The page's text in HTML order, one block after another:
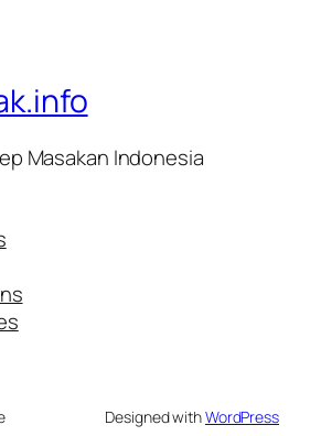
Masakan Indonesia
Designed withWordPress